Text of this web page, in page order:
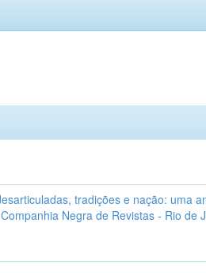
tradições e nação: uma
Negra de Revistas - Rio de